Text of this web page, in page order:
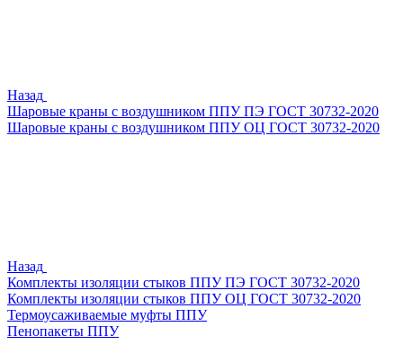
Назад
Шаровые краны с воздушником ППУ ПЭ ГОСТ 30732-2020
Шаровые краны с воздушником ППУ ОЦ ГОСТ 30732-2020
Назад
Комплекты изоляции стыков ППУ ПЭ ГОСТ 30732-2020
Комплекты изоляции стыков ППУ ОЦ ГОСТ 30732-2020
Термоусаживаемые муфты ППУ
Пенопакеты ППУ